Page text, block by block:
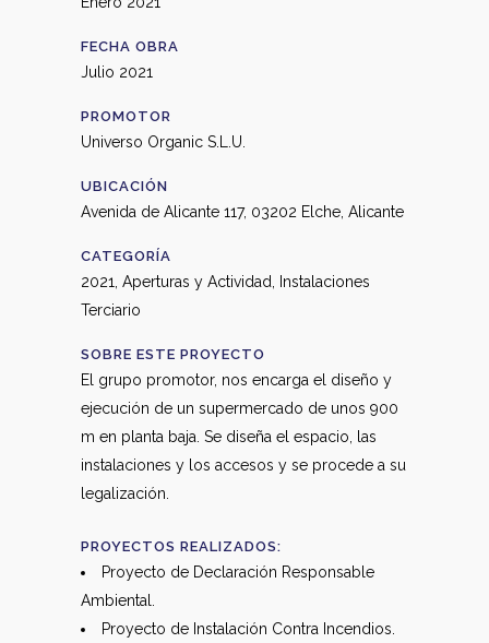
FECHA OBRA
Julio 2021
PROMOTOR
Universo Organic S.L.U.
UBICACIÓN
Avenida de Alicante 117, 03202 Elche, Alicante
CATEGORÍA
2021, Aperturas y Actividad, Instalaciones
Terciario
SOBRE ESTE PROYECTO
El grupo promotor, nos encarga el diseño y
ejecución de un supermercado de unos 900
m en planta baja. Se diseña el espacio, las
instalaciones y los accesos y se procede a su
legalización.
PROYECTOS REALIZADOS:
Proyecto de Declaración Responsable
Ambiental.
Proyecto de Instalación Contra Incendios.